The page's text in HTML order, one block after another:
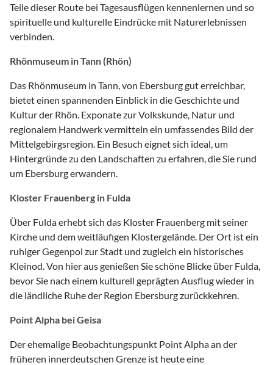
Teile dieser Route bei Tagesausflügen kennenlernen und so
spirituelle und kulturelle Eindrücke mit Naturerlebnissen
verbinden.
Rhönmuseum in Tann (Rhön)
Das Rhönmuseum in Tann, von Ebersburg gut erreichbar,
bietet einen spannenden Einblick in die Geschichte und
Kultur der Rhön. Exponate zur Volkskunde, Natur und
regionalem Handwerk vermitteln ein umfassendes Bild der
Mittelgebirgsregion. Ein Besuch eignet sich ideal, um
Hintergründe zu den Landschaften zu erfahren, die Sie rund
um Ebersburg erwandern.
Kloster Frauenberg in Fulda
Über Fulda erhebt sich das Kloster Frauenberg mit seiner
Kirche und dem weitläufigen Klostergelände. Der Ort ist ein
ruhiger Gegenpol zur Stadt und zugleich ein historisches
Kleinod. Von hier aus genießen Sie schöne Blicke über Fulda,
bevor Sie nach einem kulturell geprägten Ausflug wieder in
die ländliche Ruhe der Region Ebersburg zurückkehren.
Point Alpha bei Geisa
Der ehemalige Beobachtungspunkt Point Alpha an der
früheren innerdeutschen Grenze ist heute eine